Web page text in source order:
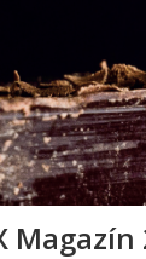
Magazín